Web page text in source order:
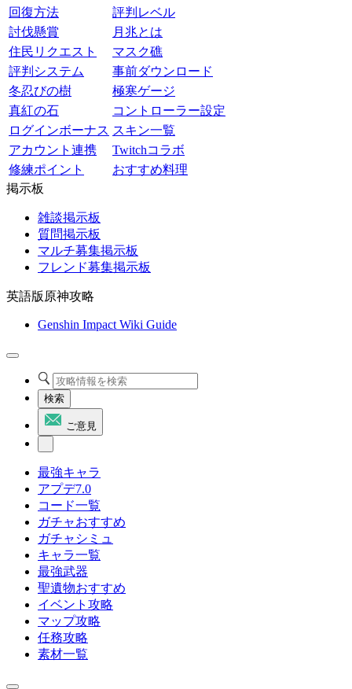
回復方法
評判レベル
討伐懸賞
月兆とは
住民リクエスト
マスク礁
評判システム
事前ダウンロード
冬忍びの樹
極寒ゲージ
真紅の石
コントローラー設定
ログインボーナス スキン一覧
アカウント連携
Twitchコラボ
修練ポイント
おすすめ料理
掲示板
雑談掲示板
質問掲示板
マルチ募集掲示板
フレンド募集掲示板
英語版原神攻略
Genshin Impact Wiki Guide
検索
ご意見
最強キャラ
アプデ7.0
コード一覧
ガチャおすすめ
ガチャシミュ
キャラ一覧
最強武器
聖遺物おすすめ
イベント攻略
マップ攻略
任務攻略
素材一覧